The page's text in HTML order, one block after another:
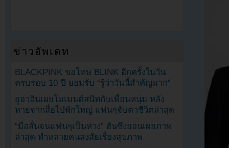
ข่าวอัพเดท
BLACKPINK ขอโทษ BLINK อีกครั้งในวัน
ครบรอบ 10 ปี ยอมรับ “รู้ว่าวันนี้สำคัญมาก”
ยูอาอินเผยโมเมนต์สนิทกับเพื่อนหนุ่ม หลัง
หายจากสื่อไปพักใหญ่ แฟนๆจับตาชีวิตล่าสุด
“มือสั่นจนแฟนๆเป็นห่วง” ฮันซึงยอนเผยภาพ
ล่าสุด ทำหลายคนสงสัยเรื่องสุขภาพ